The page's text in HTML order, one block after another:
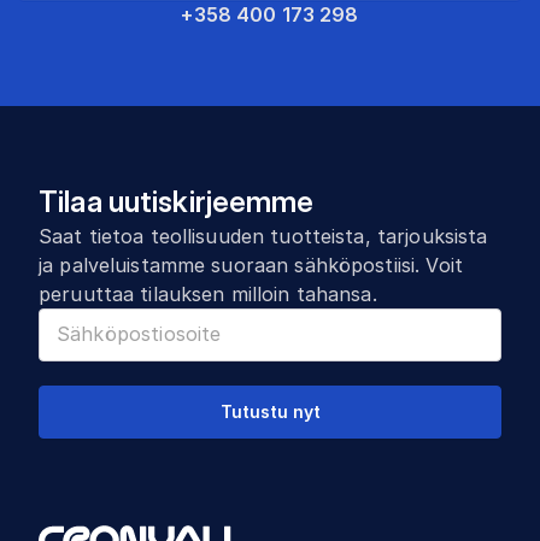
+358 400 173 298
Tilaa uutiskirjeemme
Saat tietoa teollisuuden tuotteista, tarjouksista
ja palveluistamme suoraan sähköpostiisi. Voit
peruuttaa tilauksen milloin tahansa.
Tutustu nyt